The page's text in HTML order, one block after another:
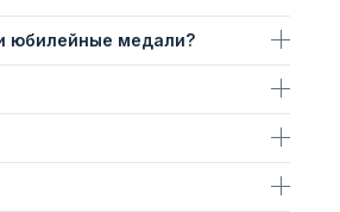
юбилейные медали?